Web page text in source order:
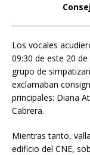
Los vocales
09:30 de este 20
grupo de
exclamaban
principales: Diana
Cabrera.
Mientras tanto,
edificio del CNE,